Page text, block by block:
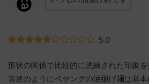
5.0
形状の関係で比較的に洗練された印象を
前述のようにペヤングの油揚げ麺は基